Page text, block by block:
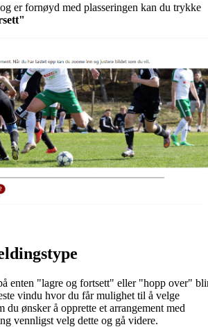
er fornøyd med plasseringen kan du trykke
enten "lagre og fortsett" eller "hopp over"
vindu hvor du får mulighet til å velge
du ønsker å opprette et arrangement med
vennligst velg dette og gå videre.